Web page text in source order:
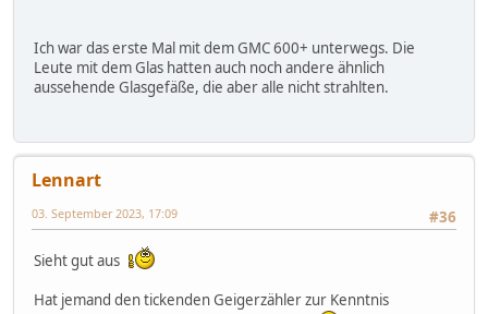
Ich war das erste Mal mit dem GMC 600+ unterwegs. Die
Leute mit dem Glas hatten auch noch andere ähnlich
aussehende Glasgefäße, die aber alle nicht strahlten.
Lennart
#36
03. September 2023, 17:09
Sieht gut aus
Hat jemand den tickenden Geigerzähler zur Kenntnis